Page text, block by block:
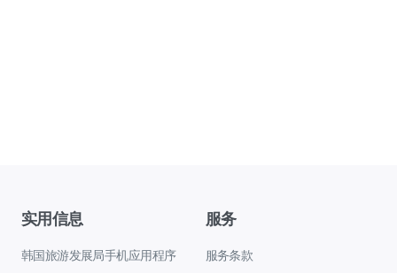
实用信息
韩国旅游发展局手机应用程序
服务
服务条款